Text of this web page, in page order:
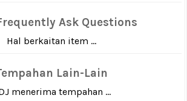
Ask Questions
Hal berkaitan item ...
Lain-Lain
menerima tempahan ...